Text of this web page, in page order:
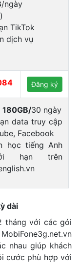
/ngày
TikTok
dịch vụ
Đăng ký
180GB/30 ngày
data truy cập
Facebook
học tiếng Anh
hạn trên
dài
tháng với các gói
nhau giúp khách
cước phù hợp với